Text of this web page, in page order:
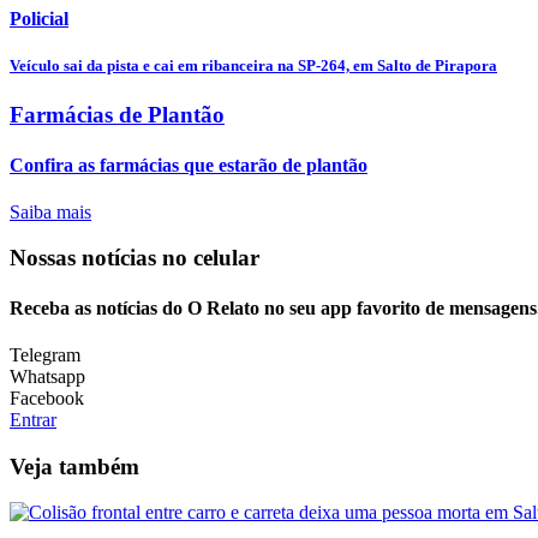
Policial
Veículo sai da pista e cai em ribanceira na SP-264, em Salto de Pirapora
Farmácias de Plantão
Confira as farmácias que estarão de plantão
Saiba mais
Nossas notícias no celular
Receba as notícias do O Relato no seu app favorito de
Telegram
Whatsapp
Facebook
Entrar
Veja também